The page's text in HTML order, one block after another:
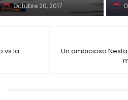
Octubre 20, 2017
Un ambicioso
vs la